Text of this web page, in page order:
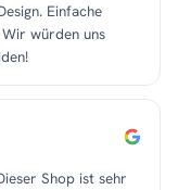
Einfache
würden uns
Shop ist sehr